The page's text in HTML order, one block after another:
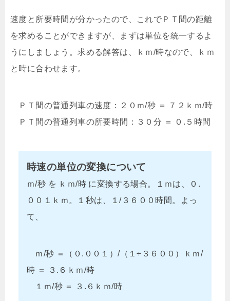
速度と所要時間が分かったので、これでＰＴ間の距離
を求めることができますが、まずは単位を統一するよ
うにしましょう。求める解答は、ｋｍ/時なので、ｋｍ
と時に合わせます。
ＰＴ間の普通列車の速度：２０ｍ/秒 ＝ ７２ｋｍ/時
ＰＴ間の普通列車の所要時間：３０分 ＝ ０.５時間
時速の単位の変換について
ｍ/秒 を ｋｍ/時 に変換する場合。１ｍは、０.
００１ｋｍ。１秒は、１/３６００時間。よっ
て、
ｍ/秒 ＝（０.００１）/（１÷３６００）ｋｍ/
時 ＝ ３.６ｋｍ/時
１ｍ/秒 ＝ ３.６ｋｍ/時